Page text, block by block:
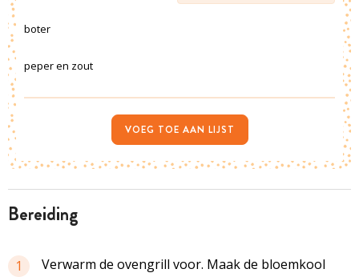
bereiding
1
Verwarm de ovengrill voor. Maak de bloemkool
boter
peper en zout
VOEG TOE AAN LIJST